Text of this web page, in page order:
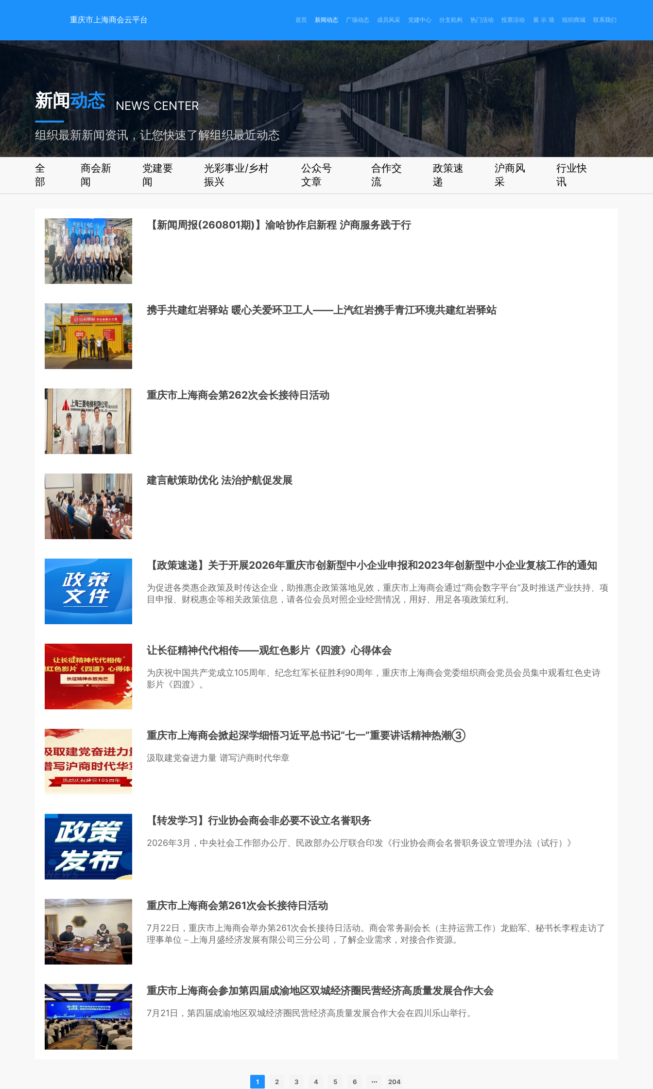
重庆市上海商会云平台 首页 新闻动态 广场动态 成员风采 党建中心 分支机构 热门活动 投票活动 展 示 墙 组织商城 联系我们
新闻动态 NEWS CENTER
组织最新新闻资讯，让您快速了解组织最近动态
全
部
商会新
闻
党建要
闻
光彩事业/乡村
振兴
公众号
文章
合作交
流
政策速
递
沪商风
采
行业快
讯
【新闻周报(260801期)】渝哈协作启新程 沪商服务践于行
携手共建红岩驿站 暖心关爱环卫工人——上汽红岩携手青江环境共建红岩驿站
重庆市上海商会第262次会长接待日活动
建言献策助优化 法治护航促发展
【政策速递】关于开展2026年重庆市创新型中小企业申报和2023年创新型中小企业复核工作的通知
为促进各类惠企政策及时传达企业，助推惠企政策落地见效，重庆市上海商会通过“商会数字平台”及时推送产业扶持、项
目申报、财税惠企等相关政策信息，请各位会员对照企业经营情况，用好、用足各项政策红利。
让长征精神代代相传——观红色影片《四渡》心得体会
为庆祝中国共产党成立105周年、纪念红军长征胜利90周年，重庆市上海商会党委组织商会党员会员集中观看红色史诗
影片《四渡》。
重庆市上海商会掀起深学细悟习近平总书记“七一”重要讲话精神热潮③
汲取建党奋进力量 谱写沪商时代华章
【转发学习】行业协会商会非必要不设立名誉职务
2026年3月，中央社会工作部办公厅、民政部办公厅联合印发《行业协会商会名誉职务设立管理办法（试行）》
重庆市上海商会第261次会长接待日活动
7月22日，重庆市上海商会举办第261次会长接待日活动。商会常务副会长（主持运营工作）龙贻军、秘书长李程走访了
理事单位－上海月盛经济发展有限公司三分公司，了解企业需求，对接合作资源。
重庆市上海商会参加第四届成渝地区双城经济圈民营经济高质量发展合作大会
7月21日，第四届成渝地区双城经济圈民营经济高质量发展合作大会在四川乐山举行。
1 2 3 4 5 6 204